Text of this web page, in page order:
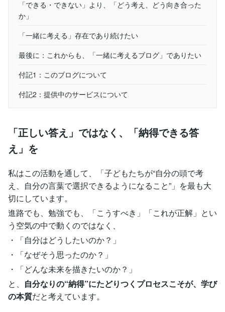
「できる・できない」より、「どう考え、どう向き合った
か」
「一緒に考える」存在であり続けたい
最後に：これからも、「一緒に考えるブログ」でありたい
付記1：このブログについて
付記2：提供中のサービスについて
「正しい答え」ではなく、「納得できる答
え」を
私はこの活動を通して、「子どもたちが“自分の頭で考
え、自分の言葉で選択できるようになること”」を最も大
切にしています。
進路でも、勉強でも、「こうすべき」「これが正解」とい
う空気の中で動くのではなく、
・「自分はどうしたいのか？」
・「なぜそう思ったのか？」
・「どんな未来を描きたいのか？」
と、 自分なりの“納得”にたどりつくプロセスこそが、学び
の本質だと考えています。